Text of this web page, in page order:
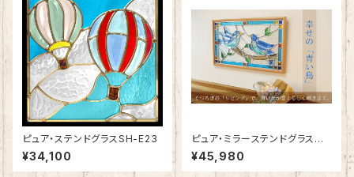
ピュア・ステンドグラスSH-E23
¥34,100
ピュア・ミラーステンドグラス
幸せの「青い鳥」SH-PR01
¥45,980